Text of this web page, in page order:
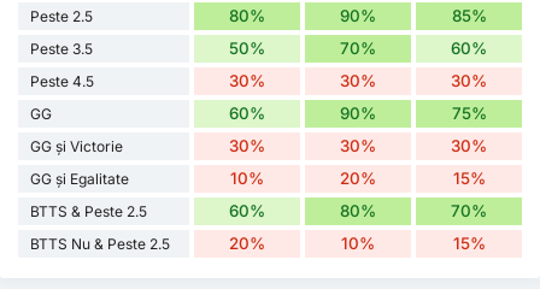
Peste 2.5 80% 90% 85%
Peste 3.5 50% 70% 60%
Peste 4.5 30% 30% 30%
GG 60% 90% 75%
GG și Victorie 30% 30% 30%
GG și Egalitate 10% 20% 15%
BTTS & Peste 2.5 60% 80% 70%
BTTS Nu & Peste 2.5 20% 10% 15%